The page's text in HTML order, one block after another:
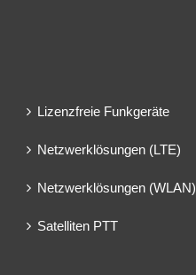
Lizenzfreie Funkgeräte
Netzwerklösungen (LTE)
Netzwerklösungen (WLAN)
Satelliten PTT